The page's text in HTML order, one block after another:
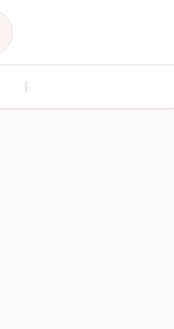
Religiosa